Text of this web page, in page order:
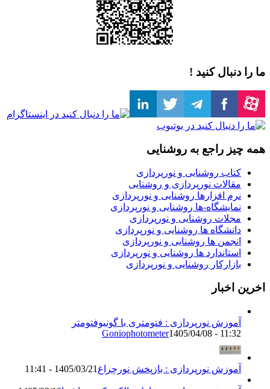
ما را دنبال کنید !
همه چیز راجع به روشنایی
کتاب روشنایی و نورپردازی
مقالات نورپردازی و روشنایی
نرم افزارها روشنایی و نورپردازی
نمایشگاه-ها روشنایی و نورپردازی
مجلات روشنایی و نورپردازی
دانشگاه ها روشنایی و نورپردازی
انجمن ها روشنایی و نورپردازی
استاندارد ها روشنایی و نورپردازی
بازارکار روشنایی و نورپردازی
اخرین اخبار
آموزش نورپردازی : فتومتری با گونیوفتومتر
Goniophotometer1405/04/08 - 11:32
آموزش نورپردازی : بازپخش نورچراغ 1405/03/21 - 11:41